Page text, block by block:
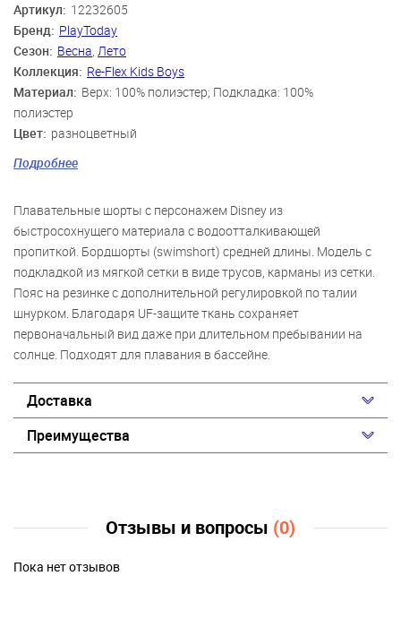
Артикул: 12232605
Бренд: PlayToday
Сезон: Весна, Лето
Коллекция: Re-Flex Kids Boys
Материал: Верх: 100% полиэстер; Подкладка: 100%
полиэстер
Цвет: разноцветный
Скидка:
Пол: Мальчики
Подробнее
Плавательные шорты с персонажем Disney из
быстросохнущего материала с водоотталкивающей
пропиткой. Бордшорты (swimshort) средней длины. Модель с
подкладкой из мягкой сетки в виде трусов, карманы из сетки.
Пояс на резинке с дополнительной регулировкой по талии
шнурком. Благодаря UF-защите ткань сохраняет
первоначальный вид даже при длительном пребывании на
солнце. Подходят для плавания в бассейне.
Доставка
Преимущества
Отзывы и вопросы (0)
Пока нет отзывов